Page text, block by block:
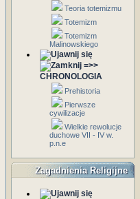
Teoria totemizmu
Totemizm
Totemizm
Malinowskiego
=>>
CHRONOLOGIA
Prehistoria
Pierwsze
cywilizacje
Wielkie rewolucje
duchowe VII - IV w.
p.n.e
Zagadnienia Religijne